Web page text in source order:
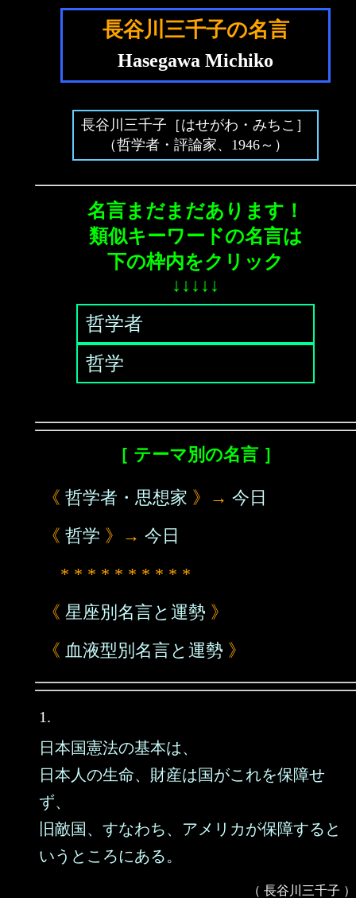
長谷川三千子の名言
Hasegawa Michiko
長谷川三千子［はせがわ・みちこ］
（哲学者・評論家、1946～）
名言まだまだあります！
類似キーワードの名言は
下の枠内をクリック
↓↓↓↓↓
哲学者
哲学
［ テーマ別の名言 ］
《 哲学者・思想家 》→ 今日
《 哲学 》→ 今日
* * * * * * * * * *
《 星座別名言と運勢 》
《 血液型別名言と運勢 》
1.
日本国憲法の基本は、
日本人の生命、財産は国がこれを保障せ
ず、
旧敵国、すなわち、アメリカが保障すると
いうところにある。
（ 長谷川三千子 ）